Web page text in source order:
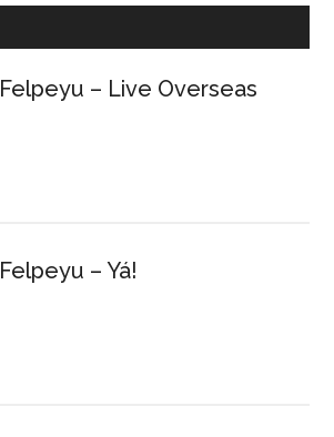
Felpeyu – Live Overseas
Felpeyu – Yá!